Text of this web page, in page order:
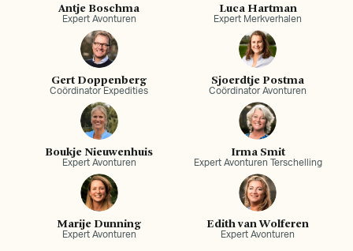
Antje Boschma
Expert Avonturen
Luca Hartman
Expert Merkverhalen
Gert Doppenberg
Coördinator Expedities
Sjoerdtje Postma
Coördinator Avonturen
Boukje Nieuwenhuis
Expert Avonturen
Irma Smit
Expert Avonturen Terschelling
Marije Dunning
Expert Avonturen
Edith van Wolferen
Expert Avonturen